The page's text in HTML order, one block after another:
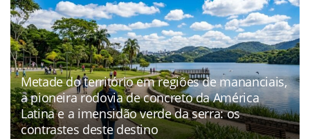
Metade do território em regiões de mananciais,
a pioneira rodovia de concreto da América
Latina e a imensidão verde da serra: os
contrastes deste destino